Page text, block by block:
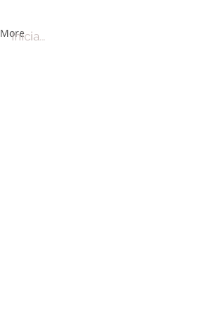
MoreIniciar sesión